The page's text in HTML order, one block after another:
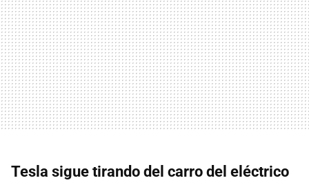
Tesla sigue tirando del carro del eléctrico